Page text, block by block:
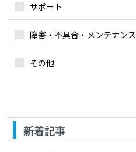
サポート
障害・不具合・メンテナンス
その他
新着記事